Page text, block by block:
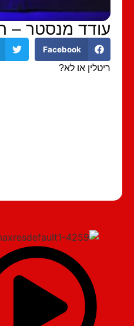
עודד מנסטר –
Facebook
ריטלין או לא?